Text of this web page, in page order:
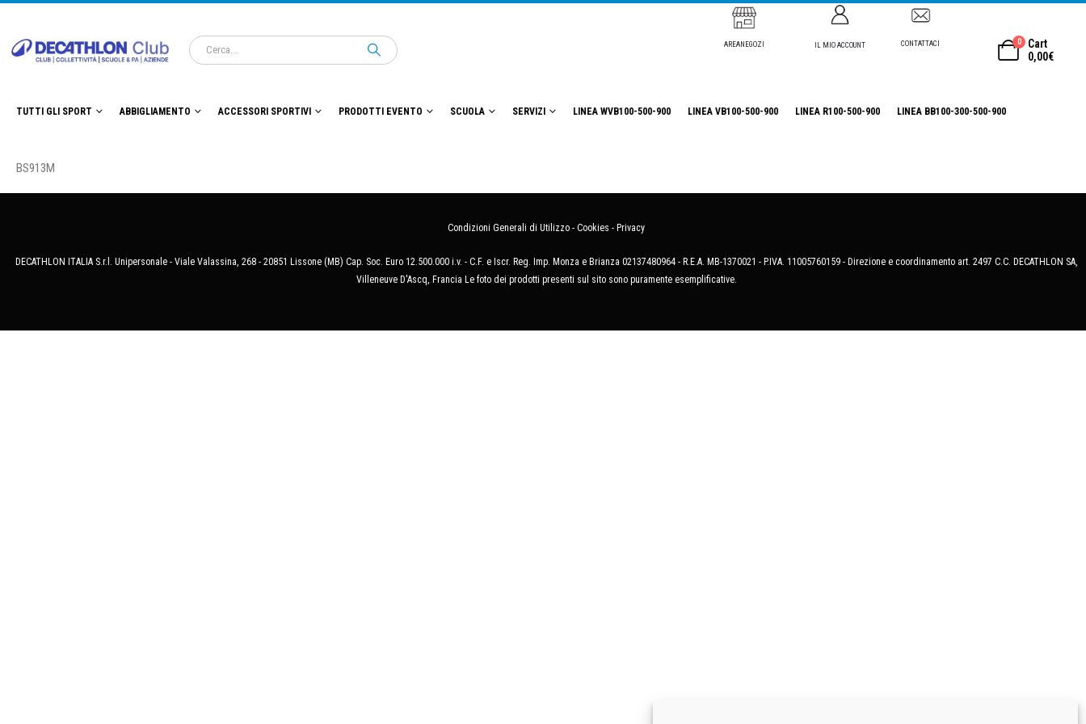
AREANEGOZI IL MIO ACCOUNT CONTATTACI 0
Cart
0,00€
TUTTI GLI SPORT ABBIGLIAMENTO ACCESSORI SPORTIVI PRODOTTI EVENTO SCUOLA SERVIZI LINEA WVB100-500-900 LINEA VB100-500-900 LINEA R100-500-900 LINEA BB100-300-500-900
BS913M
Condizioni Generali di Utilizzo - Cookies - Privacy
DECATHLON ITALIA S.r.l. Unipersonale - Viale Valassina, 268 - 20851 Lissone (MB) Cap. Soc. Euro 12.500.000 i.v. - C.F. e Iscr. Reg. Imp. Monza e Brianza 02137480964 - R.E.A. MB-1370021 - P.IVA. 11005760159 - Direzione e coordinamento art. 2497 C.C. DECATHLON SA,
Villeneuve D'Ascq, Francia Le foto dei prodotti presenti sul sito sono puramente esemplificative.